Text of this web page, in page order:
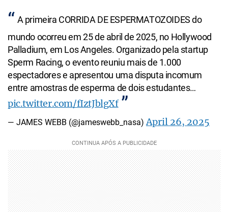
A primeira CORRIDA DE ESPERMATOZOIDES do
mundo ocorreu em 25 de abril de 2025, no Hollywood
Palladium, em Los Angeles. Organizado pela startup
Sperm Racing, o evento reuniu mais de 1.000
espectadores e apresentou uma disputa incomum
entre amostras de esperma de dois estudantes…
pic.twitter.com/fIztJblgXf
— JAMES WEBB (@jameswebb_nasa) April 26, 2025